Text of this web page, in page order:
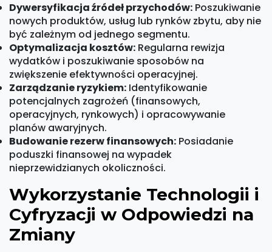
Dywersyfikacja źródeł przychodów: Poszukiwanie
nowych produktów, usług lub rynków zbytu, aby nie
być zależnym od jednego segmentu.
Optymalizacja kosztów: Regularna rewizja
wydatków i poszukiwanie sposobów na
zwiększenie efektywności operacyjnej.
Zarządzanie ryzykiem: Identyfikowanie
potencjalnych zagrożeń (finansowych,
operacyjnych, rynkowych) i opracowywanie
planów awaryjnych.
Budowanie rezerw finansowych: Posiadanie
poduszki finansowej na wypadek
nieprzewidzianych okoliczności.
Wykorzystanie Technologii i
Cyfryzacji w Odpowiedzi na
Zmiany